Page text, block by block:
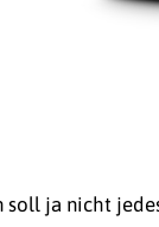
soll ja nicht